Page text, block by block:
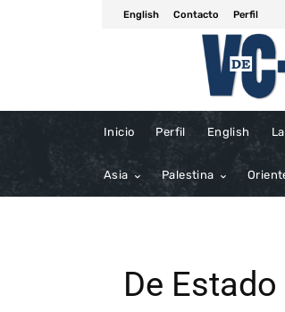
English Contacto Perfil
Inicio Perfil English
Asia Palestina
De